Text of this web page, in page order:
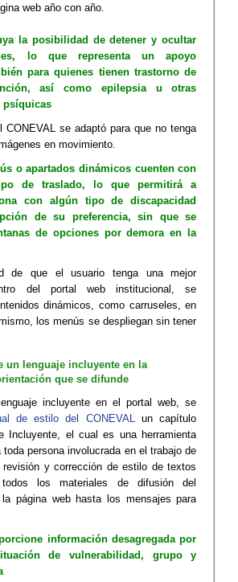
web año con año.
la posibilidad de detener y ocultar
lo que representa un apoyo
para quienes tienen trastorno de
así como epilepsia u otras
psíquicas
CONEVAL se adaptó para que no tenga
en movimiento.
o apartados dinámicos cuenten con
de traslado, lo que permitirá a
con algún tipo de discapacidad
de su preferencia, sin que se
de opciones por demora en la
de que el usuario tenga una mejor
del portal web institucional, se
dinámicos, como carruseles, en
los menús se despliegan sin tener
un lenguaje incluyente en la
que se difunde
incluyente en el portal web, se
de estilo del CONEVAL
un capítulo
Incluyente, el cual es una herramienta
persona involucrada en el trabajo de
y corrección de estilo de textos
los materiales de difusión del
página web hasta los mensajes para
información desagregada por
de vulnerabilidad, grupo y